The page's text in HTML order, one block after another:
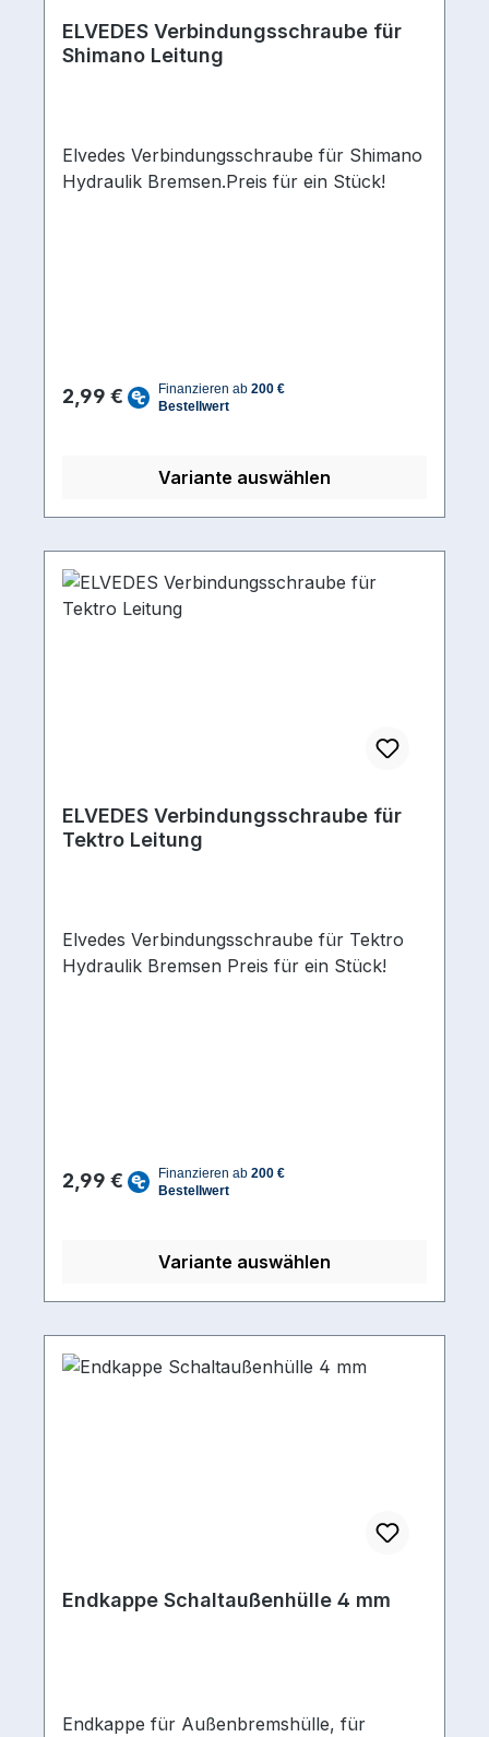
ELVEDES Verbindungsschraube für
Shimano Leitung
Elvedes Verbindungsschraube für Shimano
Hydraulik Bremsen.Preis für ein Stück!
2,99 €
Variante auswählen
ELVEDES Verbindungsschraube für
Tektro Leitung
Elvedes Verbindungsschraube für Tektro
Hydraulik Bremsen Preis für ein Stück!
2,99 €
Variante auswählen
Endkappe Schaltaußenhülle 4 mm
Endkappe für Außenbremshülle, für